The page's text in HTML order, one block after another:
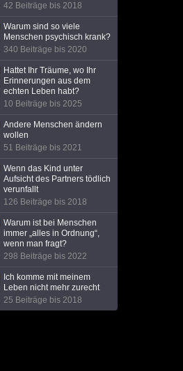
42 Beiträge bis 2018
Warum sind so viele
Menschen psychisch krank?
340 Beiträge bis 2020
Hattet Ihr Träume, wo Ihr
Erinnerungen aus dem
echten Leben habt?
10 Beiträge bis 2025
Andere Menschen ändern
wollen
51 Beiträge bis 2021
Wenn das Kind unter
Aufsicht des Partners tödlich
verunfallt
126 Beiträge bis 2018
Warum ist bei Menschen
immer „alles in Ordnung“,
wenn man fragt?
298 Beiträge bis 2022
Ich komme mit meinem
Leben nicht mehr zurecht
25 Beiträge bis 2018